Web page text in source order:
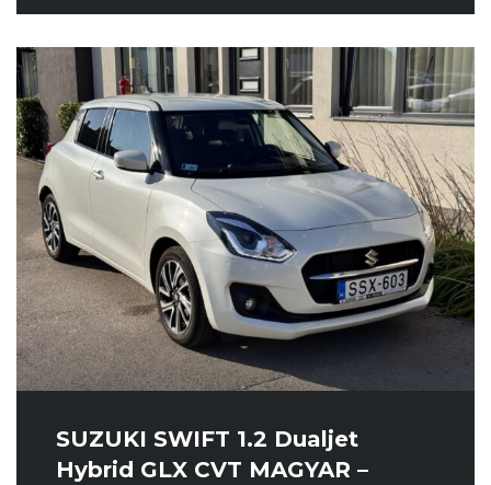
SUZUKI SWIFT 1.2 Dualjet
Hybrid GLX CVT MAGYAR –